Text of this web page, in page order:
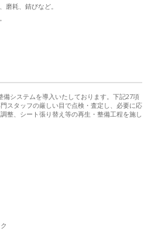
磨耗、錆びなど。
システムを導入いたしております。下記27項
スタッフの厳しい目で点検・査定し、必要に応
整、シート張り替え等の再生・整備工程を施し